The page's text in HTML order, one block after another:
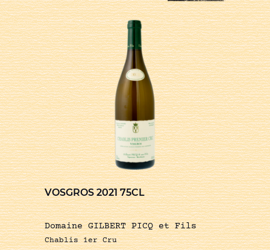
VOSGROS 2021 75CL
Domaine GILBERT PICQ et Fils
Chablis 1er Cru